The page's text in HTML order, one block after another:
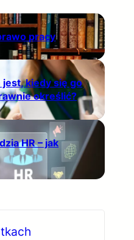
pracy
jest, kiedy się go
określić?
HR – jak